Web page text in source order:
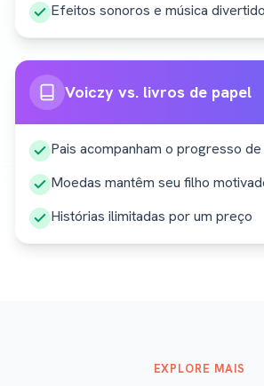
Efeitos sonoros e música
Voiczy vs. livros de papel
Pais acompanham o progresso
Moedas mantêm seu filho
Histórias ilimitadas por um preço
EXPLORE MAIS